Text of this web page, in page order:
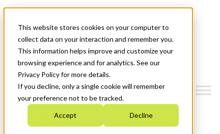
This website stores cookies on your computer to
collect data on your interaction and remember you.
This information helps improve and customize your
browsing experience and for analytics. See our
Privacy Policy for more details.
If you decline, only a single cookie will remember
your preference not to be tracked.
Accept Decline
News & Events
Get Started
Menu
Who We Are
Strategic Plan 2026-2030